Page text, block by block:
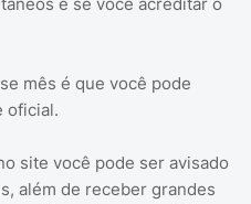
mês é que você pode
oficial.
site você pode ser avisado
além de receber grandes